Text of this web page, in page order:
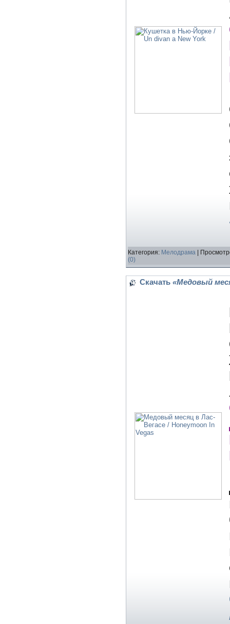
Категория: Мелодрама |
(0)
Скачать «Медовый